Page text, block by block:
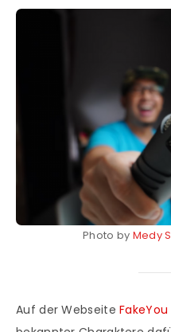
Photo by Medy
Auf der WebseiteFakeYou